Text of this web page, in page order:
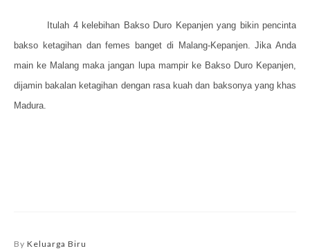
Itulah 4 kelebihan Bakso Duro Kepanjen yang bikin pencinta
bakso ketagihan dan femes banget di Malang-Kepanjen. Jika Anda
main ke Malang maka jangan lupa mampir ke Bakso Duro Kepanjen,
dijamin bakalan ketagihan dengan rasa kuah dan baksonya yang khas
Madura.
By Keluarga Biru